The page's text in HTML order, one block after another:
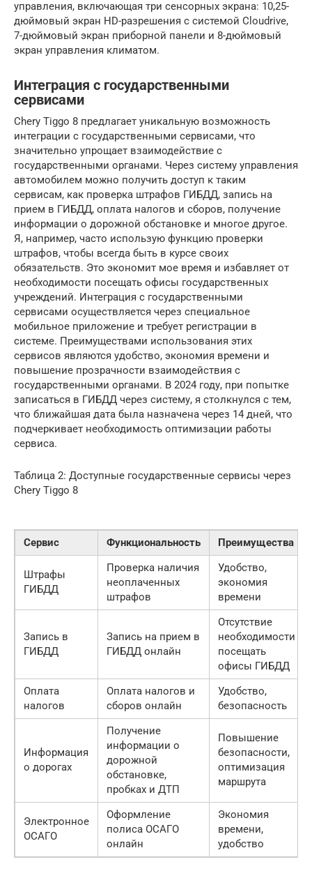
управления, включающая три сенсорных экрана: 10,25-
дюймовый экран HD-разрешения с системой Cloudrive,
7-дюймовый экран приборной панели и 8-дюймовый
экран управления климатом.
Интеграция с государственными
сервисами
Chery Tiggo 8 предлагает уникальную возможность
интеграции с государственными сервисами, что
значительно упрощает взаимодействие с
государственными органами. Через систему управления
автомобилем можно получить доступ к таким
сервисам, как проверка штрафов ГИБДД, запись на
прием в ГИБДД, оплата налогов и сборов, получение
информации о дорожной обстановке и многое другое.
Я, например, часто использую функцию проверки
штрафов, чтобы всегда быть в курсе своих
обязательств. Это экономит мое время и избавляет от
необходимости посещать офисы государственных
учреждений. Интеграция с государственными
сервисами осуществляется через специальное
мобильное приложение и требует регистрации в
системе. Преимуществами использования этих
сервисов являются удобство, экономия времени и
повышение прозрачности взаимодействия с
государственными органами. В 2024 году, при попытке
записаться в ГИБДД через систему, я столкнулся с тем,
что ближайшая дата была назначена через 14 дней, что
подчеркивает необходимость оптимизации работы
сервиса.
Таблица 2: Доступные государственные сервисы через
Chery Tiggo 8
Сервис Функциональность Преимущества
Штрафы
ГИБДД
Проверка наличия
неоплаченных
штрафов
Удобство,
экономия
времени
Запись в
ГИБДД
Запись на прием в
ГИБДД онлайн
Отсутствие
необходимости
посещать
офисы ГИБДД
Оплата
налогов
Оплата налогов и
сборов онлайн
Удобство,
безопасность
Информация
о дорогах
Получение
информации о
дорожной
обстановке,
пробках и ДТП
Повышение
безопасности,
оптимизация
маршрута
Электронное
ОСАГО
Оформление
полиса ОСАГО
онлайн
Экономия
времени,
удобство